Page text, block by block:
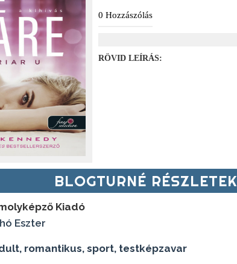
0 Hozzászólás
RÖVID LEÍRÁS:
BLOGTURNÉ RÉSZLETEK
Kiadó
Eszter
romantikus, sport, testképzavar